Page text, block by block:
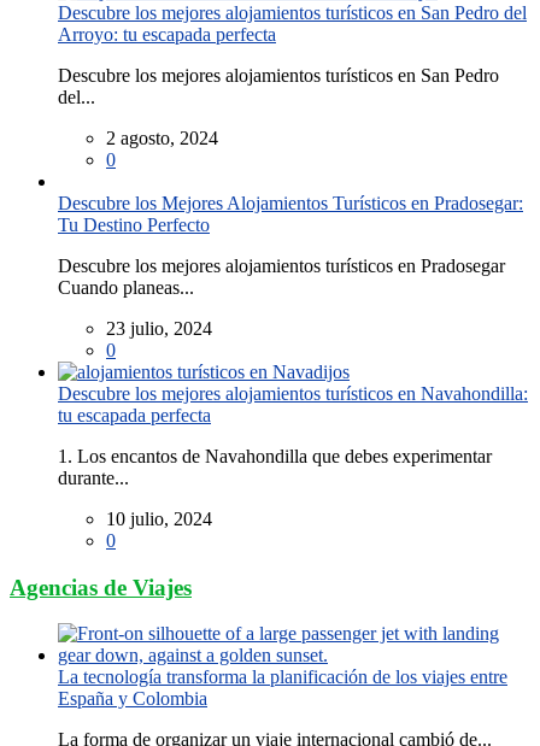
Descubre los mejores alojamientos turísticos en San Pedro del
Arroyo: tu escapada perfecta
Descubre los mejores alojamientos turísticos en San Pedro
del...
2 agosto, 2024
0
Descubre los Mejores Alojamientos Turísticos en Pradosegar:
Tu Destino Perfecto
Descubre los mejores alojamientos turísticos en Pradosegar
Cuando planeas...
23 julio, 2024
0
Descubre los mejores alojamientos turísticos en Navahondilla:
tu escapada perfecta
1. Los encantos de Navahondilla que debes experimentar
durante...
10 julio, 2024
0
Agencias de Viajes
La tecnología transforma la planificación de los viajes entre
España y Colombia
La forma de organizar un viaje internacional cambió de...